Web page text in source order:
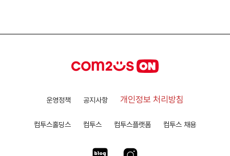
운영정책 공지사항 개인정보 처리방침
컴투스홀딩스 컴투스 컴투스플랫폼 컴투스 채용